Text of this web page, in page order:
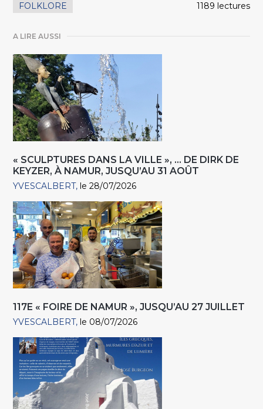
FOLKLORE 1189 lectures
A LIRE AUSSI
« SCULPTURES DANS LA VILLE », … DE DIRK DE
KEYZER, À NAMUR, JUSQU’AU 31 AOÛT
YVESCALBERT le 28/07/2026
117E « FOIRE DE NAMUR », JUSQU’AU 27 JUILLET
YVESCALBERT le 08/07/2026